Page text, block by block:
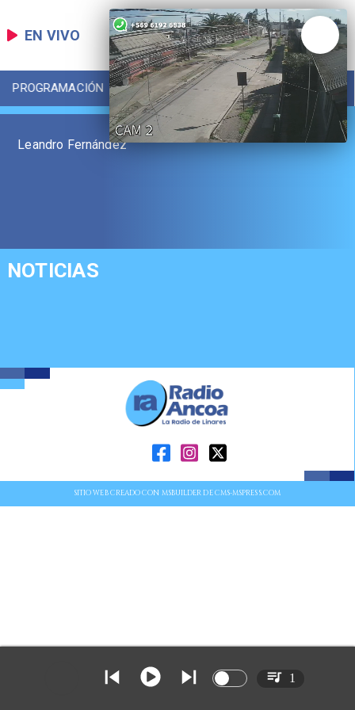
EN VIVO
PROGRAMACIÓN LOCAL DEPORTES
Leandro Fernández
NOTICIAS
SITIO WEB CREADO CON MSBUILDER DE CMS-MSPRESS.COM
1